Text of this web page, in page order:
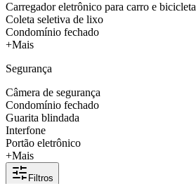
Carregador eletrônico para carro e bicicleta
Coleta seletiva de lixo
Condomínio fechado
+Mais
Segurança
Câmera de segurança
Condomínio fechado
Guarita blindada
Interfone
Portão eletrônico
+Mais
Filtros